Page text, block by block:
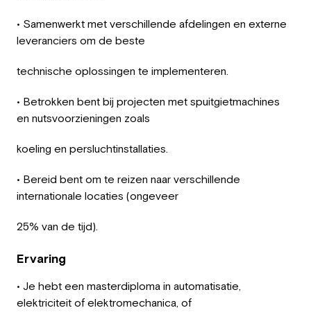
• Samenwerkt met verschillende afdelingen en externe
leveranciers om de beste
technische oplossingen te implementeren.
• Betrokken bent bij projecten met spuitgietmachines
en nutsvoorzieningen zoals
koeling en persluchtinstallaties.
• Bereid bent om te reizen naar verschillende
internationale locaties (ongeveer
25% van de tijd).
Ervaring
• Je hebt een masterdiploma in automatisatie,
elektriciteit of elektromechanica, of